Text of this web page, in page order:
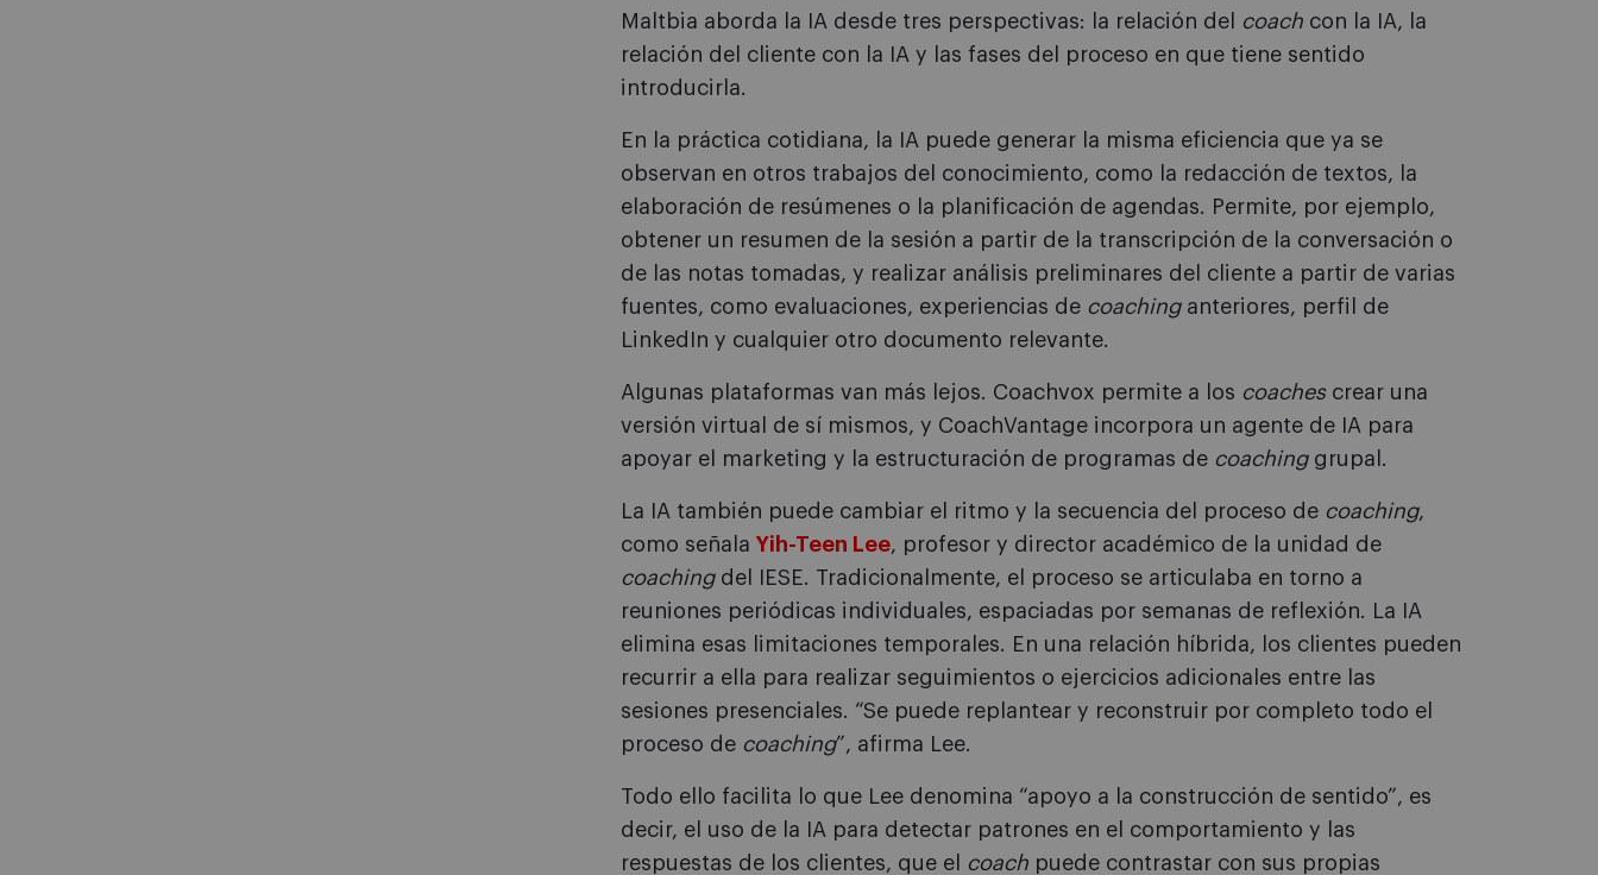
Maltbia aborda la IA desde tres perspectivas: la relación del coach con la IA, la
relación del cliente con la IA y las fases del proceso en que tiene sentido
introducirla.
En la práctica cotidiana, la IA puede generar la misma eficiencia que ya se
observan en otros trabajos del conocimiento, como la redacción de textos, la
elaboración de resúmenes o la planificación de agendas. Permite, por ejemplo,
obtener un resumen de la sesión a partir de la transcripción de la conversación o
de las notas tomadas, y realizar análisis preliminares del cliente a partir de varias
fuentes, como evaluaciones, experiencias de coaching anteriores, perfil de
LinkedIn y cualquier otro documento relevante.
Algunas plataformas van más lejos. Coachvox permite a los coachescrear una
versión virtual de sí mismos, y CoachVantage incorpora un agente de IA para
apoyar el marketing y la estructuración de programas de coachinggrupal.
La IA también puede cambiar el ritmo y la secuencia del proceso de coaching,
como señala Yih-Teen Lee, profesor y director académico de la unidad de
coachingdel IESE. Tradicionalmente, el proceso se articulaba en torno a
reuniones periódicas individuales, espaciadas por semanas de reflexión. La IA
elimina esas limitaciones temporales. En una relación híbrida, los clientes pueden
recurrir a ella para realizar seguimientos o ejercicios adicionales entre las
sesiones presenciales. “Se puede replantear y reconstruir por completo todo el
proceso de coaching”, afirma Lee.
Todo ello facilita lo que Lee denomina “apoyo a la construcción de sentido”, es
decir, el uso de la IA para detectar patrones en el comportamiento y las
respuestas de los clientes, que el
coach puede contrastar con sus propias